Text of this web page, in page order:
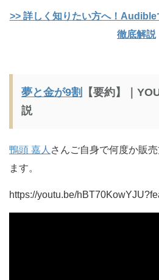
>> 詳しく知りたい方へ！
徹底解説
夢と金が9割
【要約】｜
説
鴨頭 嘉人 さんご自身で何度か販
ます。
https://youtu.be/